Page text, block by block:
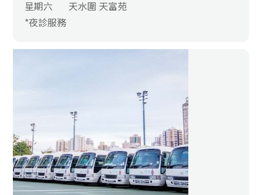
星期六
天水圍 天富苑
*夜診服務